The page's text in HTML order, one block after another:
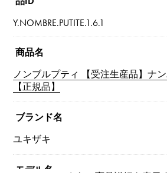
Y.NOMBRE.PUTITE.1.6.1
商品名
ノンブルプティ 【受注生産品】ナン
【正規品】
ブランド名
ユキザキ
モデル名